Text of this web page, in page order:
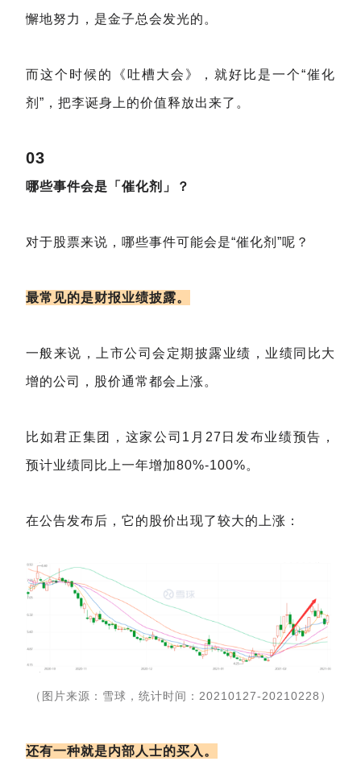
懈地努力，是金子总会发光的。
而这个时候的《吐槽大会》，就好比是一个“催化
剂”，把李诞身上的价值释放出来了。
03
哪些事件会是「催化剂」？
对于股票来说，哪些事件可能会是“催化剂”呢？
最常见的是财报业绩披露。
一般来说，上市公司会定期披露业绩，业绩同比大
增的公司，股价通常都会上涨。
比如君正集团，这家公司1月27日发布业绩预告，
预计业绩同比上一年增加80%-100%。
在公告发布后，它的股价出现了较大的上涨：
（图片来源：雪球，统计时间：20210127-20210228）
还有一种就是内部人士的买入。